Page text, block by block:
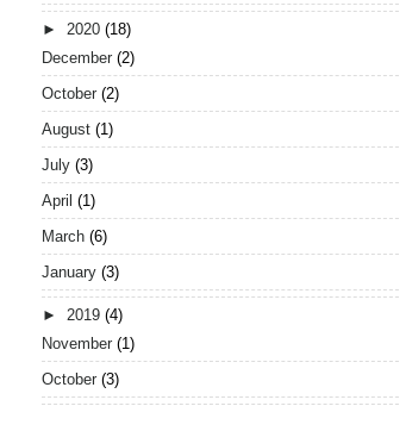
► 2020 (18)
December (2)
October (2)
August (1)
July (3)
April (1)
March (6)
January (3)
► 2019 (4)
November (1)
October (3)